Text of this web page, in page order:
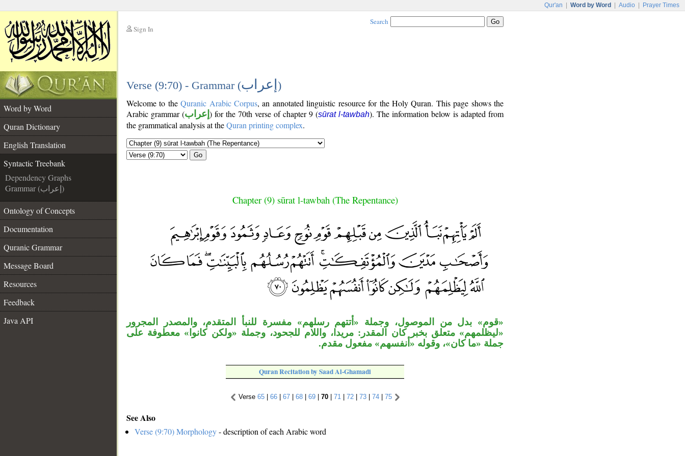
Qur'an Word by Word Audio Prayer Times
Sign In
Search
Verse (9:70) - Grammar (إعراب )
Word by Word
Quran Dictionary
English Translation
Syntactic Treebank
Dependency Graphs
Grammar (إعراب)
Ontology of Concepts
Documentation
Quranic Grammar
Message Board
Resources
Feedback
Java API
Welcome to theQuranic Arabic Corpus, an annotated linguistic resource for the Holy Quran. This page shows the
Arabic grammar (إعراب ) for the 70th verse of chapter 9 (sūrat l-tawbah). The information below is adapted from
the grammatical analysis at theQuran printing complex.
Go
Chapter (9) sūrat l-tawbah (The Repentance)
«قوم» بدل من الموصول، وجملة «أتتهم رسلهم» مفسرة للنبأ المتقدم، والمصدر المجرور
«ليظلمهم» متعلق بخبر كان المقدر: مريدا، واللام للجحود، وجملة «ولكن كانوا» معطوفة على
جملة «ما كان»، وقوله «أنفسهم» مفعول مقدم.
Quran Recitation by Saad Al-Ghamadi
Verse 65| 66| 67| 68| 69| 70| 71 72| 73| 74| 75
See Also
Verse (9:70) Morphology- description of each Arabic word